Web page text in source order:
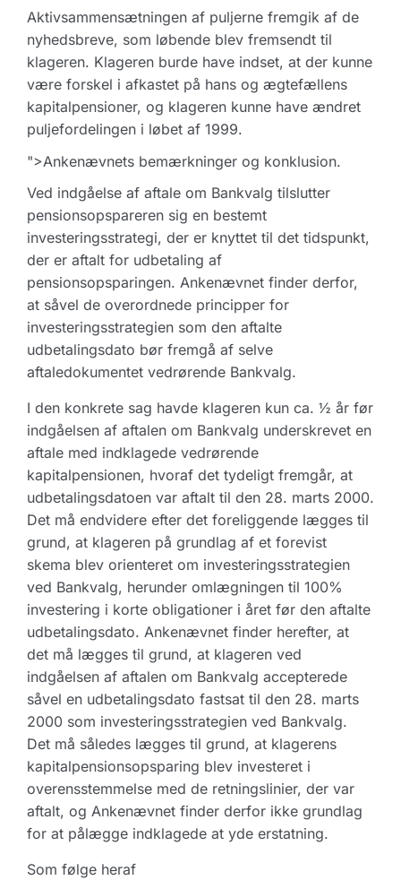
Aktivsammensætningen af puljerne fremgik af de
nyhedsbreve, som løbende blev fremsendt til
klageren. Klageren burde have indset, at der kunne
være forskel i afkastet på hans og ægtefællens
kapitalpensioner, og klageren kunne have ændret
puljefordelingen i løbet af 1999.
">Ankenævnets bemærkninger og konklusion.
Ved indgåelse af aftale om Bankvalg tilslutter
pensionsopspareren sig en bestemt
investeringsstrategi, der er knyttet til det tidspunkt,
der er aftalt for udbetaling af
pensionsopsparingen. Ankenævnet finder derfor,
at såvel de overordnede principper for
investeringsstrategien som den aftalte
udbetalingsdato bør fremgå af selve
aftaledokumentet vedrørende Bankvalg.
I den konkrete sag havde klageren kun ca. ½ år før
indgåelsen af aftalen om Bankvalg underskrevet en
aftale med indklagede vedrørende
kapitalpensionen, hvoraf det tydeligt fremgår, at
udbetalingsdatoen var aftalt til den 28. marts 2000.
Det må endvidere efter det foreliggende lægges til
grund, at klageren på grundlag af et forevist
skema blev orienteret om investeringsstrategien
ved Bankvalg, herunder omlægningen til 100%
investering i korte obligationer i året før den aftalte
udbetalingsdato. Ankenævnet finder herefter, at
det må lægges til grund, at klageren ved
indgåelsen af aftalen om Bankvalg accepterede
såvel en udbetalingsdato fastsat til den 28. marts
2000 som investeringsstrategien ved Bankvalg.
Det må således lægges til grund, at klagerens
kapitalpensionsopsparing blev investeret i
overensstemmelse med de retningslinier, der var
aftalt, og Ankenævnet finder derfor ikke grundlag
for at pålægge indklagede at yde erstatning.
Som følge heraf